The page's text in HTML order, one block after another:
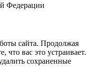
Федерации
сайта. Продолжая
что вас это устраивает.
сохраненные